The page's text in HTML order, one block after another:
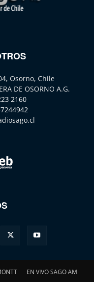
Osorno, Chile
DE OSORNO A.G.
2160
EN VIVO SAGO AM